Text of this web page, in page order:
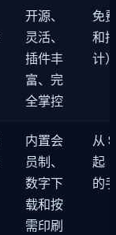
开源、
灵活、
插件丰
富、完
全掌控
免
和
计
内置会
员制、
数字下
载和按
需印刷
从
起
的